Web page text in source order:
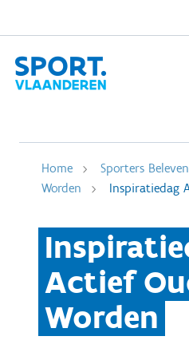
Home Sporters
Worden
Inspiratiedag
Actief
Worden